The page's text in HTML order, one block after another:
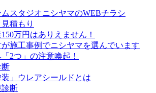
ムスタジオニシヤマのWEBチラシ
積もり
万円はありえません！
が施工事例でニシヤマを選んでいます
2つ」の注意喚起！
断
装」ウレアシールドとは
断